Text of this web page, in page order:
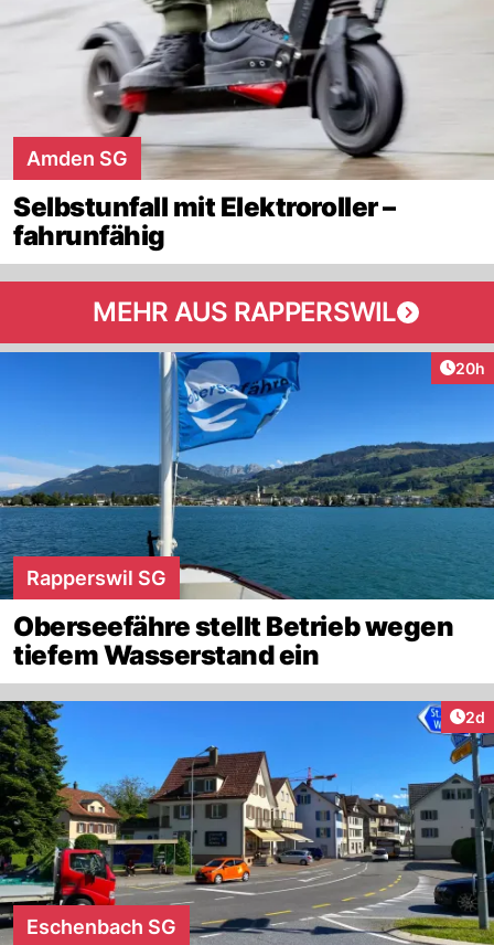
Amden SG
Selbstunfall mit Elektroroller –
fahrunfähig
MEHR AUS RAPPERSWIL
20h
Rapperswil SG
Oberseefähre stellt Betrieb wegen
tiefem Wasserstand ein
2d
Eschenbach SG